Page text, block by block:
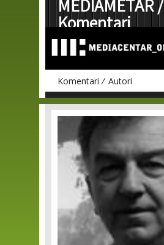
Skip to
main
content
MEDIAMETAR /
Komentari
Komentari Autori
Pages